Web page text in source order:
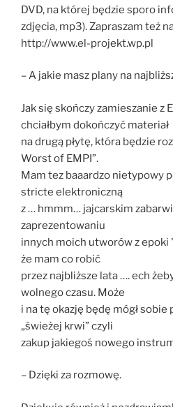
DVD, na której będzie sporo
zdjęcia, mp3). Zapraszam też
http://www.el-projekt.wp.pl
– A jakie masz plany na
Jak się skończy zamieszanie z
chciałbym dokończyć materiał
na drugą płytę, która będzie
Worst of EMPI”.
Mam tez baaardzo nietypowy
stricte elektroniczną
z … hmmm… jajcarskim
zaprezentowaniu
innych moich utworów z epoki
że mam co robić
przez najbliższe lata …. ech
wolnego czasu. Może
i na tę okazję będę mógł
„świeżej krwi” czyli
zakup jakiegoś nowego
– Dzięki za rozmowę.